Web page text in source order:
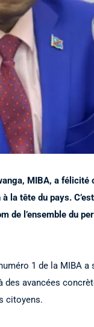
MIBA, a
la tête du pays.
de l’ensemble du
1 de la MIBA a
avancées
citoyens.